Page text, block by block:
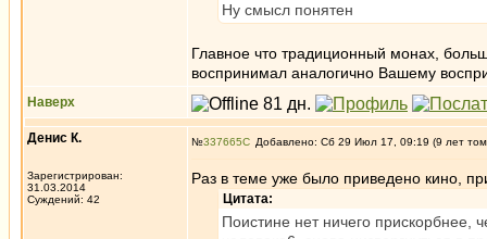
Ну смысл понятен
Главное что традиционный монах,
воспринимал аналогично Вашему
Наверх
Денис К.
Зарегистрирован:
31.03.2014
Суждений: 42
№337665 Добавлено: Сб 29 Июл 17, 09:19 (9 лет
Раз в теме уже было приведено кино,
Цитата:
Поистине нет ничего прискорбнее,